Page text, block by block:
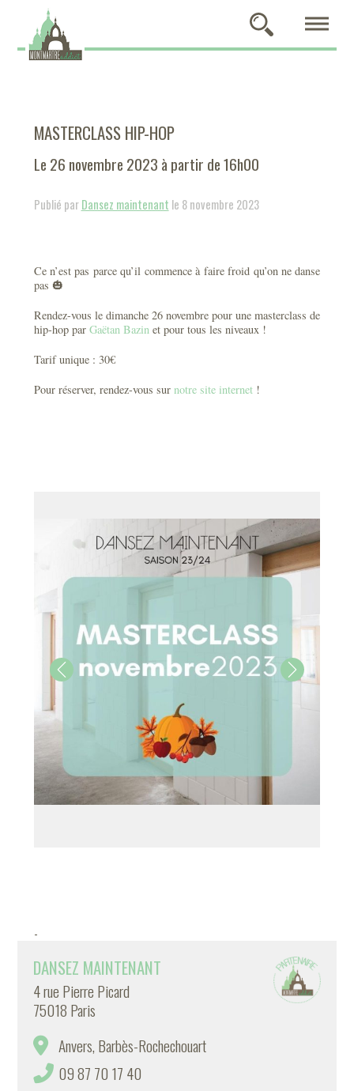
MASTERCLASS HIP-HOP
Le 26 novembre 2023 à partir de 16h00
Publié parDansez maintenant le 8 novembre 2023
Ce n’est pas parce qu’il commence à faire froid qu’on ne danse
pas 🎃
Rendez-vous le dimanche 26 novembre pour une masterclass de
hip-hop par Gaëtan Bazinet pour tous les niveaux !
Tarif unique : 30€
Pour réserver, rendez-vous sur notre site internet!
-
DANSEZ MAINTENANT
4 rue Pierre Picard
75018 Paris
Anvers, Barbès-Rochechouart
09 87 70 17 40